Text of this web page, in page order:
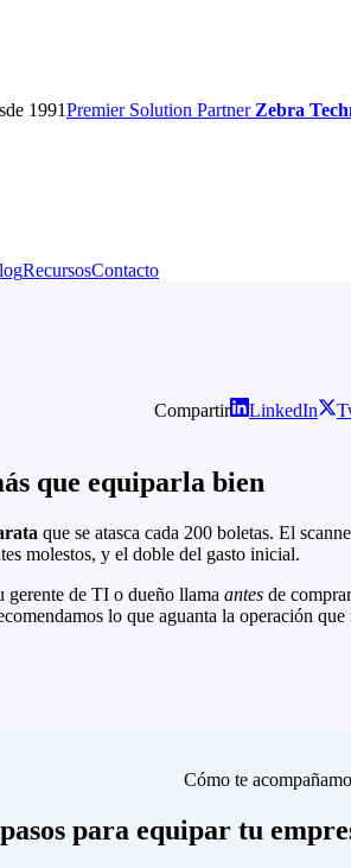
1991PremierSolution Partner Zebra
RecursosContacto
Compartir LinkedIn
que equiparla bien
que se atasca cada 200 boletas. El
molestos, y el doble del gasto inicial.
de TI o dueño llama antes de
lo que aguanta la operación que
Cómo te
para equipar tu